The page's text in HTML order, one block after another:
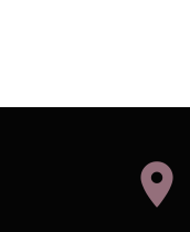
location_on